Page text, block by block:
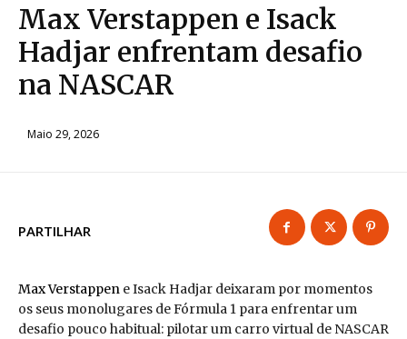
Max Verstappen e Isack
Hadjar enfrentam desafio
na NASCAR
Maio 29, 2026
PARTILHAR
Max Verstappen e Isack Hadjar deixaram por momentos
os seus monolugares de Fórmula 1 para enfrentar um
desafio pouco habitual: pilotar um carro virtual de NASCAR